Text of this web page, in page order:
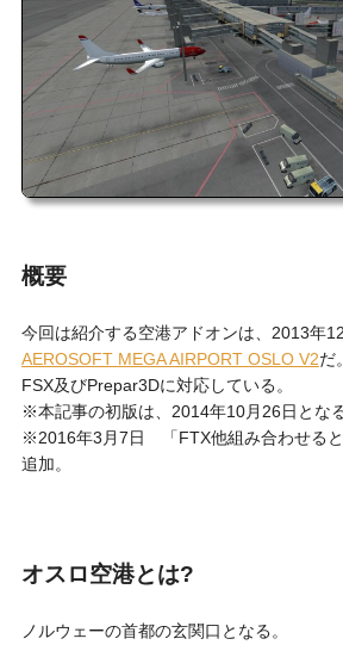
概要
今回は紹介する空港アドオンは、2013年
AEROSOFT MEGA AIRPORT OSLO V2だ。
FSX及びPrepar3Dに対応している。
※本記事の初版は、2014年10月26日となる
※2016年3月7日 「FTX他組み合わせる
追加。
オスロ空港とは?
ノルウェーの首都の玄関口となる。